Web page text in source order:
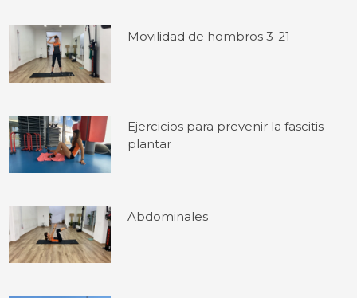
Movilidad de hombros 3-21
Ejercicios para prevenir la fascitis
plantar
Abdominales